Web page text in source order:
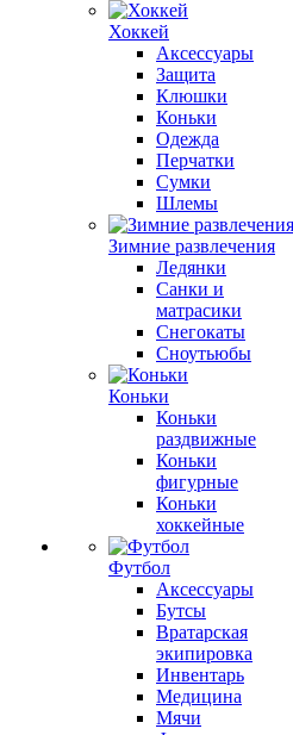
Хоккей
Аксессуары
Защита
Клюшки
Коньки
Одежда
Перчатки
Сумки
Шлемы
Зимние развлечения
Ледянки
Санки и
матрасики
Снегокаты
Сноутьюбы
Коньки
Коньки
раздвижные
Коньки
фигурные
Коньки
хоккейные
Футбол
Аксессуары
Бутсы
Вратарская
экипировка
Инвентарь
Медицина
Мячи